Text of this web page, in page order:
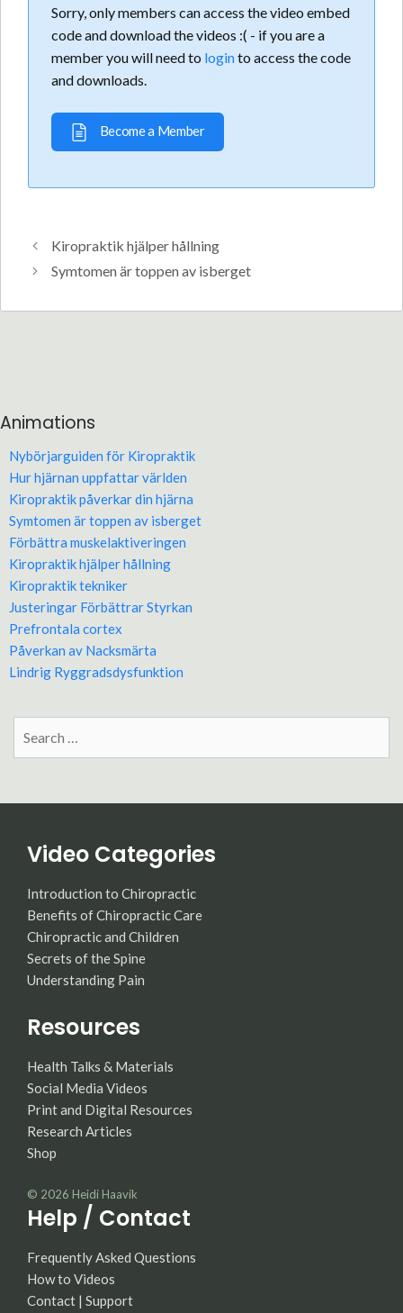
Sorry, only members can access the video embed
code and download the videos :( - if you are a
member you will need to loginto access the code
and downloads.
Become a Member
Kiropraktik hjälper hållning
Symtomen är toppen av isberget
Animations
Nybörjarguiden för Kiropraktik
Hur hjärnan uppfattar världen
Kiropraktik påverkar din hjärna
Symtomen är toppen av isberget
Förbättra muskelaktiveringen
Kiropraktik hjälper hållning
Kiropraktik tekniker
Justeringar Förbättrar Styrkan
Prefrontala cortex
Påverkan av Nacksmärta
Lindrig Ryggradsdysfunktion
Video Categories
Introduction to Chiropractic
Benefits of Chiropractic Care
Chiropractic and Children
Secrets of the Spine
Understanding Pain
Resources
Health Talks & Materials
Social Media Videos
Print and Digital Resources
Research Articles
Shop
© 2026 Heidi Haavik
Help / Contact
Frequently Asked Questions
How to Videos
Contact | Support